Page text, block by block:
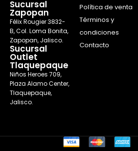
Sucursal
Zapopan
Félix Rougier 3832-
B, Col. Loma Bonita,
Zapopan, Jalisco.
Sucursal
Outlet
Tlaquepaque
Niños Heroes 709,
Plaza Alamo Center,
Tlaquepaque,
Jalisco.
Política de venta
Términos y
condiciones
Contacto